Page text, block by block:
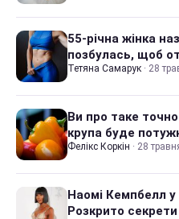
55-річна жінка
позбулась, щоб
Тетяна Самарук · 28
Ви про таке
крупа буде
Фелікс Коркін · 28
Наомі Кемпбелл у
Розкрито